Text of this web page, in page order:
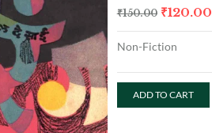
₹150.00 ₹120.00
Non-Fiction
ADD TO CART